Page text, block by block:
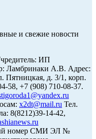
и свежие новости
ИП
Ламбринаки А.В. Адрес:
Пятницкая, д. 3/1, корп.
58, +7 (908) 710-08-37.
x2dt@mail.ru Тел.
8(8212)39-14-42,
номер СМИ ЭЛ №